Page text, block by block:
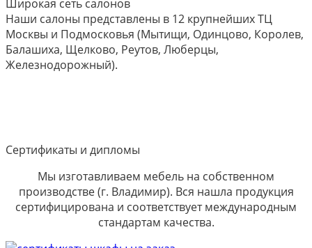
Широкая сеть салонов
Наши салоны представлены в 12 крупнейших ТЦ
Москвы и Подмосковья (Мытищи, Одинцово, Королев,
Балашиха, Щелково, Реутов, Люберцы,
Железнодорожный).
Сертификаты и дипломы
Мы изготавливаем мебель на собственном
производстве (г. Владимир). Вся нашла продукция
сертифицирована и соответствует международным
стандартам качества.